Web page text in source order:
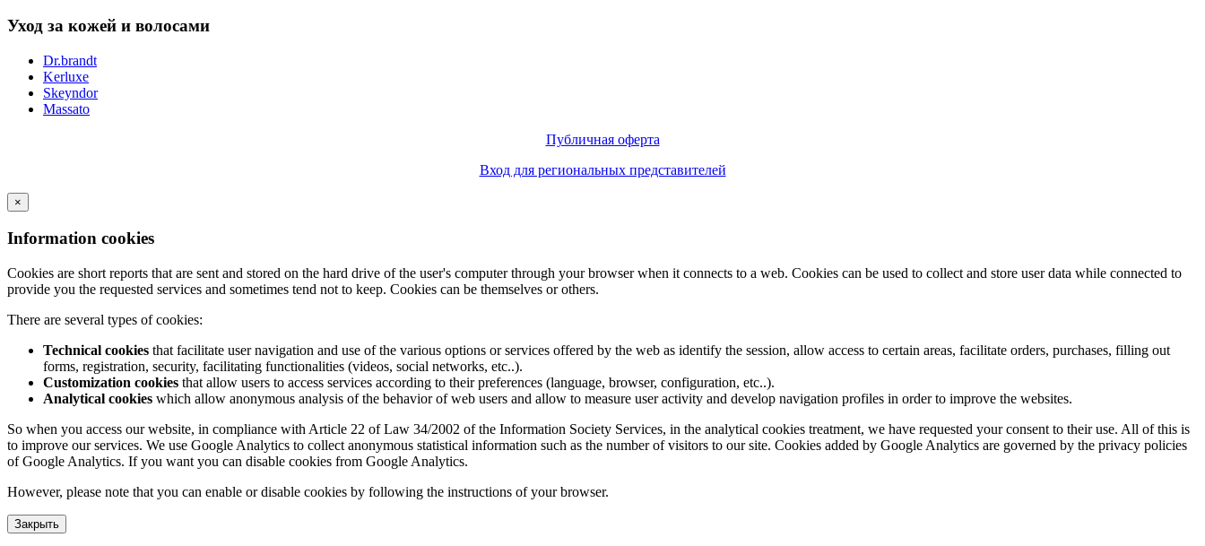
Уход за кожей и волосами
Dr.brandt
Kerluxe
Skeyndor
Massato
Публичная оферта
Вход для региональных представителей
×
Information cookies
Cookies are short reports that are sent and stored on the hard drive of the user's computer through your browser when it connects to a web. Cookies can be used to collect and store user data while connected to
provide you the requested services and sometimes tend not to keep. Cookies can be themselves or others.
There are several types of cookies:
Technical cookies that facilitate user navigation and use of the various options or services offered by the web as identify the session, allow access to certain areas, facilitate orders, purchases, filling out
forms, registration, security, facilitating functionalities (videos, social networks, etc..).
Customization cookies that allow users to access services according to their preferences (language, browser, configuration, etc..).
Analytical cookies which allow anonymous analysis of the behavior of web users and allow to measure user activity and develop navigation profiles in order to improve the websites.
So when you access our website, in compliance with Article 22 of Law 34/2002 of the Information Society Services, in the analytical cookies treatment, we have requested your consent to their use. All of this is
to improve our services. We use Google Analytics to collect anonymous statistical information such as the number of visitors to our site. Cookies added by Google Analytics are governed by the privacy policies
of Google Analytics. If you want you can disable cookies from Google Analytics.
However, please note that you can enable or disable cookies by following the instructions of your browser.
Закрыть